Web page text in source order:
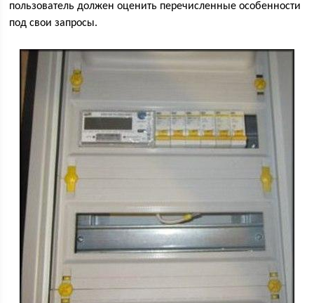
пользователь должен оценить перечисленные особенности
под свои запросы.